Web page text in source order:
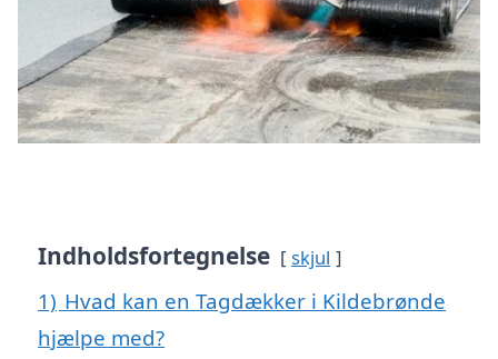
Indholdsfortegnelse skjul
1) Hvad kan en Tagdækker i Kildebrønde
hjælpe med?